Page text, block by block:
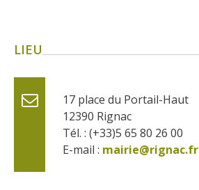
Les villages de caractère
Les Villes et Pays d'art et
d'histoire
De la vallée du Lot au pays
LIEU
17 place du Portail-Haut
12390 Rignac
Tél. : (+33)5 65 80 26 00
E-mail : mairie@rignac.fr